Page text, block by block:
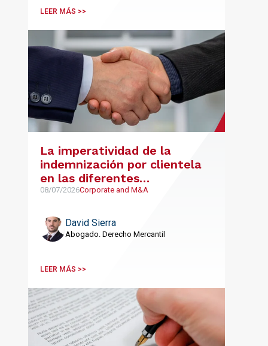
LEER MÁS >>
La imperatividad de la
indemnización por clientela
en las diferentes
modalidades de contratos de
distribución y franquicia
08/07/2026Corporate and M&A
David Sierra
Abogado. Derecho Mercantil
LEER MÁS >>